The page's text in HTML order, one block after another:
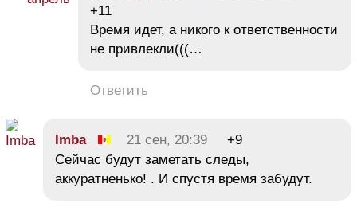
+11
Время идет, а никого к ответственности
не привлекли(((…
Ответить
Imba 21 сен, 20:39
+9
Сейчас будут заметать следы,
аккуратненько! . И спустя время забудут.